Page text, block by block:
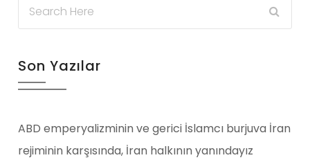
Son Yazılar
ABD emperyalizminin ve gerici İslamcı burjuva İran
rejiminin karşısında, İran halkının yanındayız